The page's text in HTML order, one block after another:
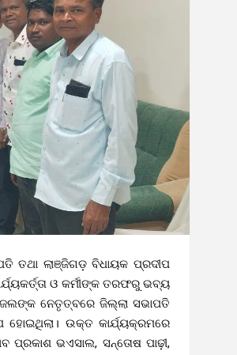
ତଥା ଲାଞ୍ଜିଗଡ଼ ବିଧାୟକ ପ୍ରଦୀପ
ଓ କର୍ମୀଙ୍କ ତରଫରୁ ଭବ୍ୟ
ନେତୃତ୍ବରେ ଜିଲ୍ଲା ସଭାପତି
ହୋଇଥିଲା। ଉକ୍ତ କାର୍ଯ୍ୟକ୍ରମରେ
ପ୍ରକାଶ ଭଏସାଲ, ସନ୍ତୋଷ ପାଢ଼ୀ,